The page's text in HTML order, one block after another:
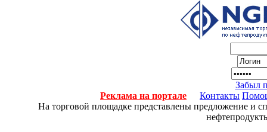
Забыл
Реклама на портале
Контакты
На торговой площадке представлены предложение и